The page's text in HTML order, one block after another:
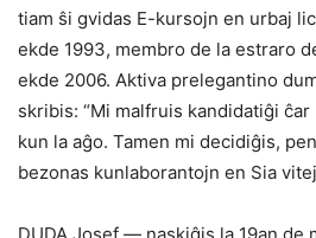
tiam ŝi gvidas E-kursojn en urbaj
ekde 1993, membro de la estraro
ekde 2006. Aktiva prelegantino
skribis: “Mi malfruis kandidatiĝi ĉar
kun la aĝo. Tamen mi decidiĝis,
bezonas kunlaborantojn en Sia